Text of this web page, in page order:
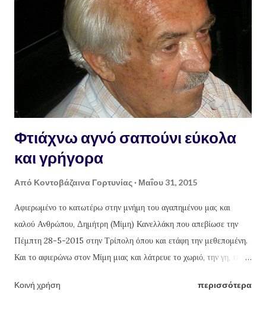
Δυστυχώς, ελάχιστοι
Φτιάχνω αγνό σαπούνι εύκολα
και γρήγορα
Από Κοντοβάζαινα Γορτυνίας Μαΐου 31, 2015
Αφιερωμένο το κατωτέρω στην μνήμη του αγαπημένου μας και
καλού Ανθρώπου, Δημήτρη (Μίμη) Κανελλάκη που απεβίωσε την
Πέμπτη 28-5-2015 στην Τρίπολη όπου και ετάφη την μεθεπομένη.
Και το αφιερώνω στον Μίμη μιας και λάτρευε το χωριό, την γη, την
τα χεράκια του. Πράξεις που έκανε κάθε χρόνο τέτοιες μέρες, εδώ
Κοινή χρήση περισσότερα